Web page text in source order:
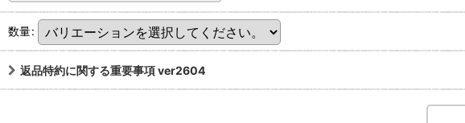
数量:
返品特約に関する重要事項 ver2604